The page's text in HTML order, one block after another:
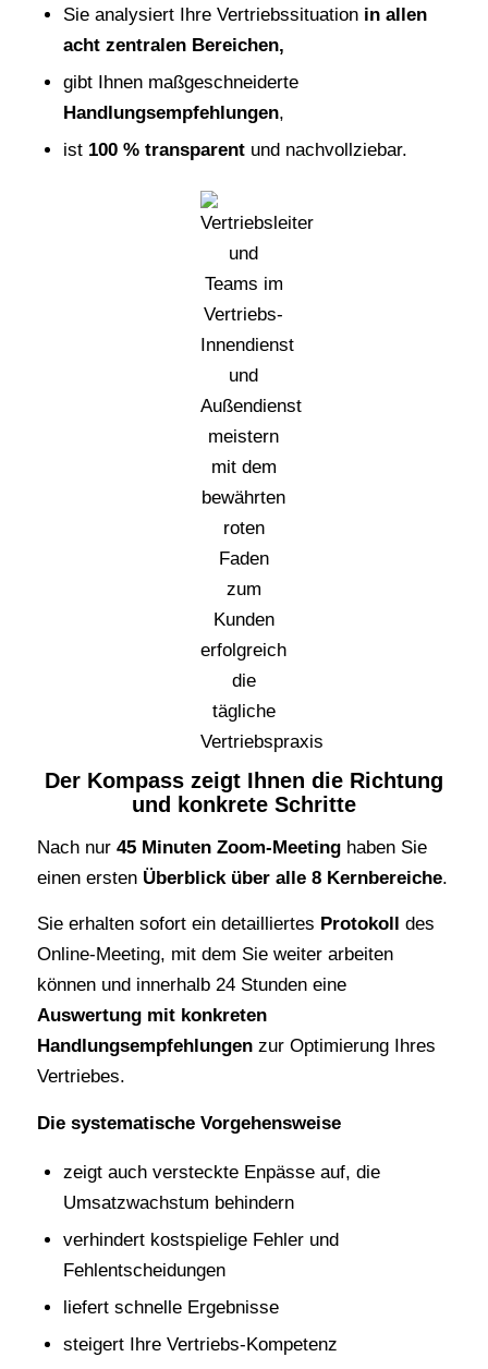
Sie analysiert Ihre Vertriebssituation in allen
acht zentralen Bereichen,
gibt Ihnen maßgeschneiderte
Handlungsempfehlungen,
ist 100 % transparentund nachvollziebar.
Der Kompass zeigt Ihnen die Richtung
und konkrete Schritte
Nach nur 45 Minuten Zoom-Meetinghaben Sie
einen ersten Überblick über alle 8 Kernbereiche.
Sie erhalten sofort ein detailliertes Protokoll des
Online-Meeting, mit dem Sie weiter arbeiten
können und innerhalb 24 Stunden eine
Auswertung mit konkreten
Handlungsempfehlungenzur Optimierung Ihres
Vertriebes.
Die systematische Vorgehensweise
zeigt auch versteckte Enpässe auf, die
Umsatzwachstum behindern
verhindert kostspielige Fehler und
Fehlentscheidungen
liefert schnelle Ergebnisse
steigert Ihre Vertriebs-Kompetenz